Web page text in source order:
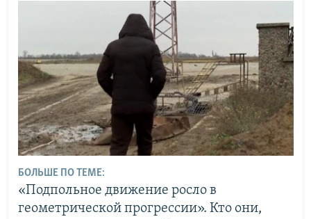
БОЛЬШЕ ПО ТЕМЕ:
«Подпольное движение росло в
геометрической прогрессии». Кто они,